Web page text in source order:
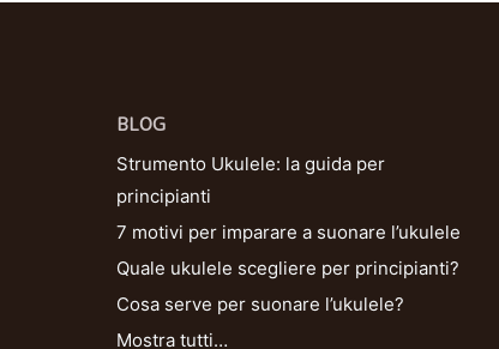
BLOG
Strumento Ukulele: la guida per
principianti
7 motivi per imparare a suonare l’ukulele
Quale ukulele scegliere per principianti?
Cosa serve per suonare l’ukulele?
Mostra tutti…